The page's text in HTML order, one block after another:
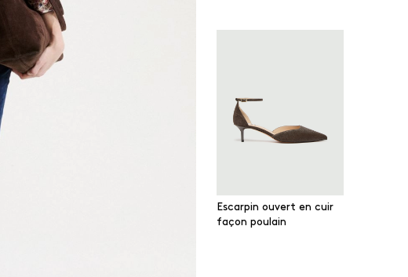
Escarpin ouvert en cuir
façon poulain